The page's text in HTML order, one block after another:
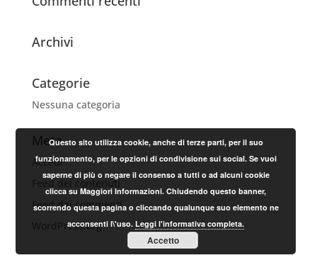
Archivi
Categorie
Nessuna categoria
Meta
Accedi
Feed dei contenuti
Feed dei commenti
WordPress.org
Questo sito utilizza cookie, anche di terze parti, per il suo
funzionamento, per le opzioni di condivisione sui social. Se vuoi
saperne di più o negare il consenso a tutti o ad alcuni cookie
clicca su Maggiori Informazioni. Chiudendo questo banner,
scorrendo questa pagina o cliccando qualunque suo elemento ne
acconsenti l\'uso.Leggi l'informativa completa.
Accetto